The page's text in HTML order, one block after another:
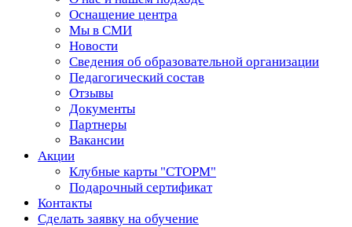
Оснащение центра
Мы в СМИ
Новости
Сведения об образовательной организации
Педагогический состав
Отзывы
Документы
Партнеры
Вакансии
Акции
Клубные карты "СТОРМ"
Подарочный сертификат
Контакты
Сделать заявку на обучение